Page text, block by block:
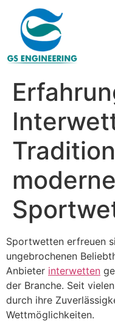
moderne
Sportwetten erfreuen
ungebrochenen
Anbieter interwetten
der Branche. Seit
durch ihre
Wettmöglichkeiten.